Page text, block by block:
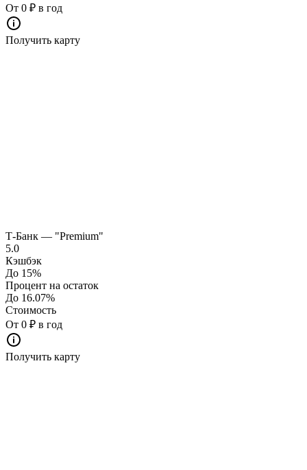
От 0 ₽ в год
Получить карту
Т-Банк — "Premium"
5.0
Кэшбэк
До 15%
Процент на остаток
До 16.07%
Стоимость
От 0 ₽ в год
Получить карту